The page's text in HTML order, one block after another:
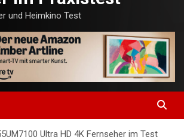
und Heimkino Test
Ultra HD 4K Fernseher im Test